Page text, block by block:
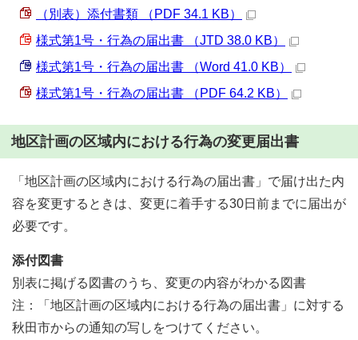
（別表）添付書類 （PDF 34.1 KB）
様式第1号・行為の届出書 （JTD 38.0 KB）
様式第1号・行為の届出書 （Word 41.0 KB）
様式第1号・行為の届出書 （PDF 64.2 KB）
地区計画の区域内における行為の変更届出書
「地区計画の区域内における行為の届出書」で届け出た内
容を変更するときは、変更に着手する30日前までに届出が
必要です。
添付図書
別表に掲げる図書のうち、変更の内容がわかる図書
注：「地区計画の区域内における行為の届出書」に対する
秋田市からの通知の写しをつけてください。